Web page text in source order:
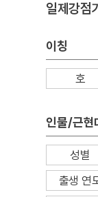
일제강점
이칭
호
인물/근현
성별
출생 연